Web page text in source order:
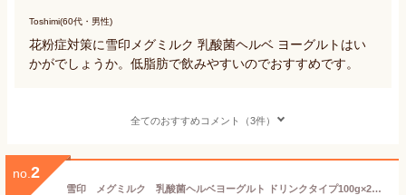
Toshimi(60代・男性)
花粉症対策に雪印メグミルク 乳酸菌ヘルベ ヨーグルトはい
かがでしょうか。低脂肪で飲みやすいのでおすすめです。
全てのおすすめコメント（3件）
no. 2
雪印 メグミルク 乳酸菌ヘルベヨーグルト ドリンクタイプ100g×24本 【クール便】 乳酸菌ヘルベ 機能性表示商品 低脂肪 飲むヨーグルト